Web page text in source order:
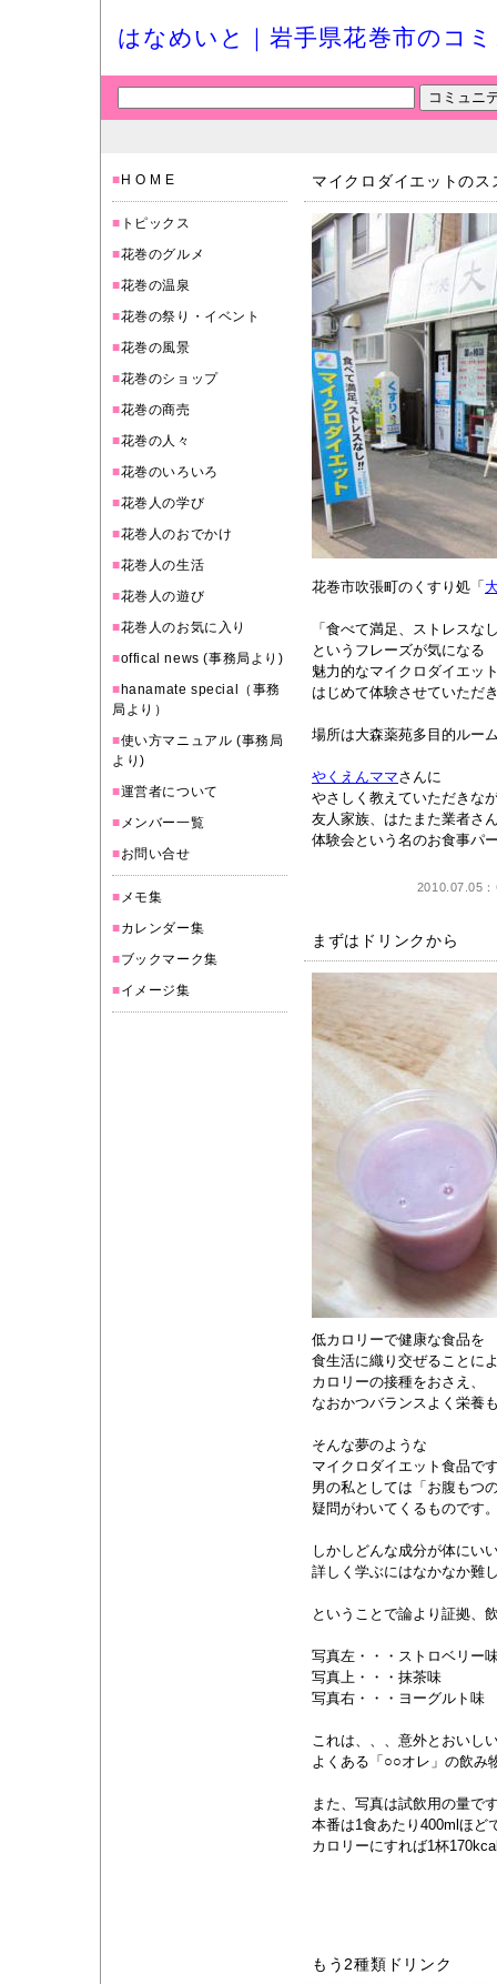
はなめいと｜岩手県花巻市のコ
■ H O M E
■ トピックス
■花巻のグルメ
■花巻の温泉
■花巻の祭り・イベント
■花巻の風景
■花巻のショップ
■花巻の商売
■花巻の人々
■花巻のいろいろ
■花巻人の学び
■花巻人のおでかけ
■花巻人の生活
■花巻人の遊び
■花巻人のお気に入り
■offical news (事務局より)
■hanamate special（事務
局より）
■使い方マニュアル (事務局
より)
■運営者について
■ メンバー一覧
■お問い合せ
■ メモ集
■カレンダー集
■ブックマーク集
■イメージ集
マイクロダイエットの
花巻市吹張町のくすり処「
「食べて満足、ストレスな
というフレーズが気になる
魅力的なマイクロダイエッ
はじめて体験させていただ
場所は大森薬苑多目的ルー
やくえんママさんに
やさしく教えていただきな
友人家族、はたまた業者さ
体験会という名のお食事パ
2010.07.05
まずはドリンクから
低カロリーで健康な食品を
食生活に織り交ぜることに
カロリーの接種をおさえ、
なおかつバランスよく栄養
そんな夢のような
マイクロダイエット食品で
男の私としては「お腹もつ
疑問がわいてくるものです
しかしどんな成分が体にい
詳しく学ぶにはなかなか難
ということで論より証拠、
写真左・・・ストロベリー
写真上・・・抹茶味
写真右・・・ヨーグルト味
これは、、、意外とおいし
よくある「○○オレ」の飲み
また、写真は試飲用の量で
本番は1食あたり400mlほど
カロリーにすれば1杯
もう2種類ドリンク